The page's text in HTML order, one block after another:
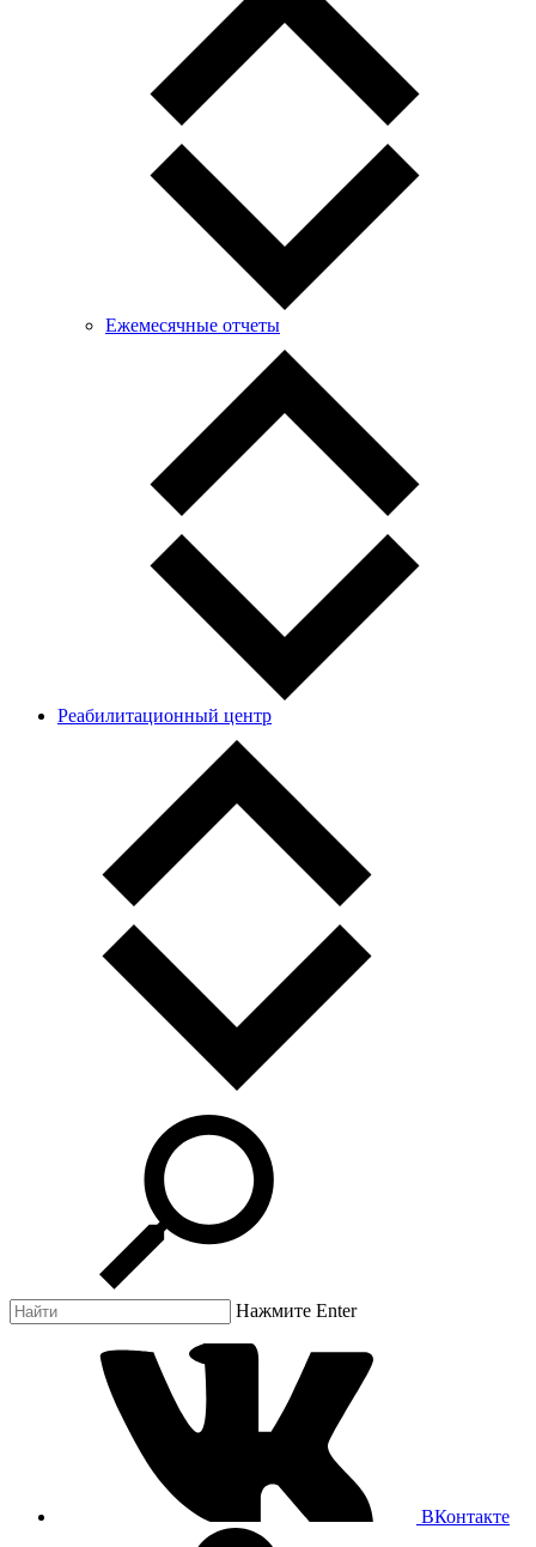
Ежемесячные отчеты
Реабилитационный центр
Нажмите Enter
ВКонтакте